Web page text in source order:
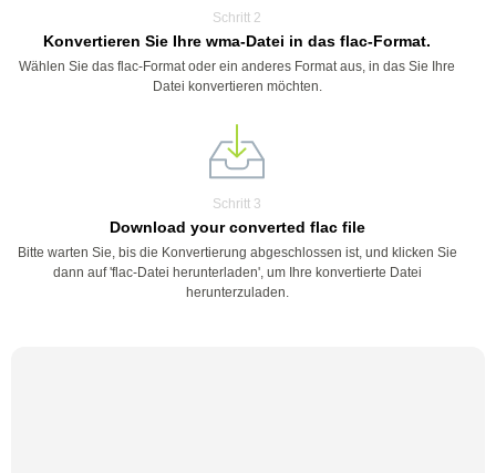
Schritt 2
Konvertieren Sie Ihre wma-Datei in das flac-Format.
Wählen Sie das flac-Format oder ein anderes Format aus, in das Sie Ihre
Datei konvertieren möchten.
Schritt 3
Download your converted flac file
Bitte warten Sie, bis die Konvertierung abgeschlossen ist, und klicken Sie
dann auf 'flac-Datei herunterladen', um Ihre konvertierte Datei
herunterzuladen.